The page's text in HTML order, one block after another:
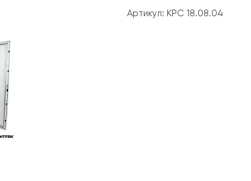
Артикул: КРС 18.08.04